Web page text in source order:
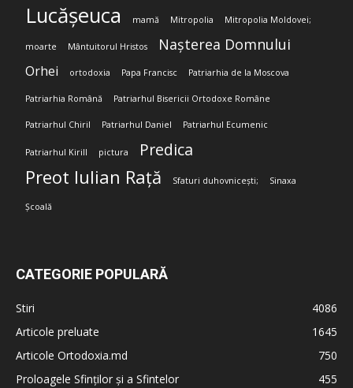
Lucășeuca mamă Mitropolia Mitropolia Moldovei;
moarte Mântuitorul Hristos Nașterea Domnului
Orhei ortodoxia Papa Francisc Patriarhia de la Moscova
Patriarhia Română Patriarhul Bisericii Ortodoxe Române
Patriarhul Chiril Patriarhul Daniel Patriarhul Ecumenic
Patriarhul Kirill pictura Predica
Preot Iulian Rață Sfaturi duhovnicești; Sinaxa
Școală
CATEGORIE POPULARĂ
Stiri
4086
Articole preluate
1645
Articole Ortodoxia.md
750
Proloagele Sfinților și a Sfintelor
455